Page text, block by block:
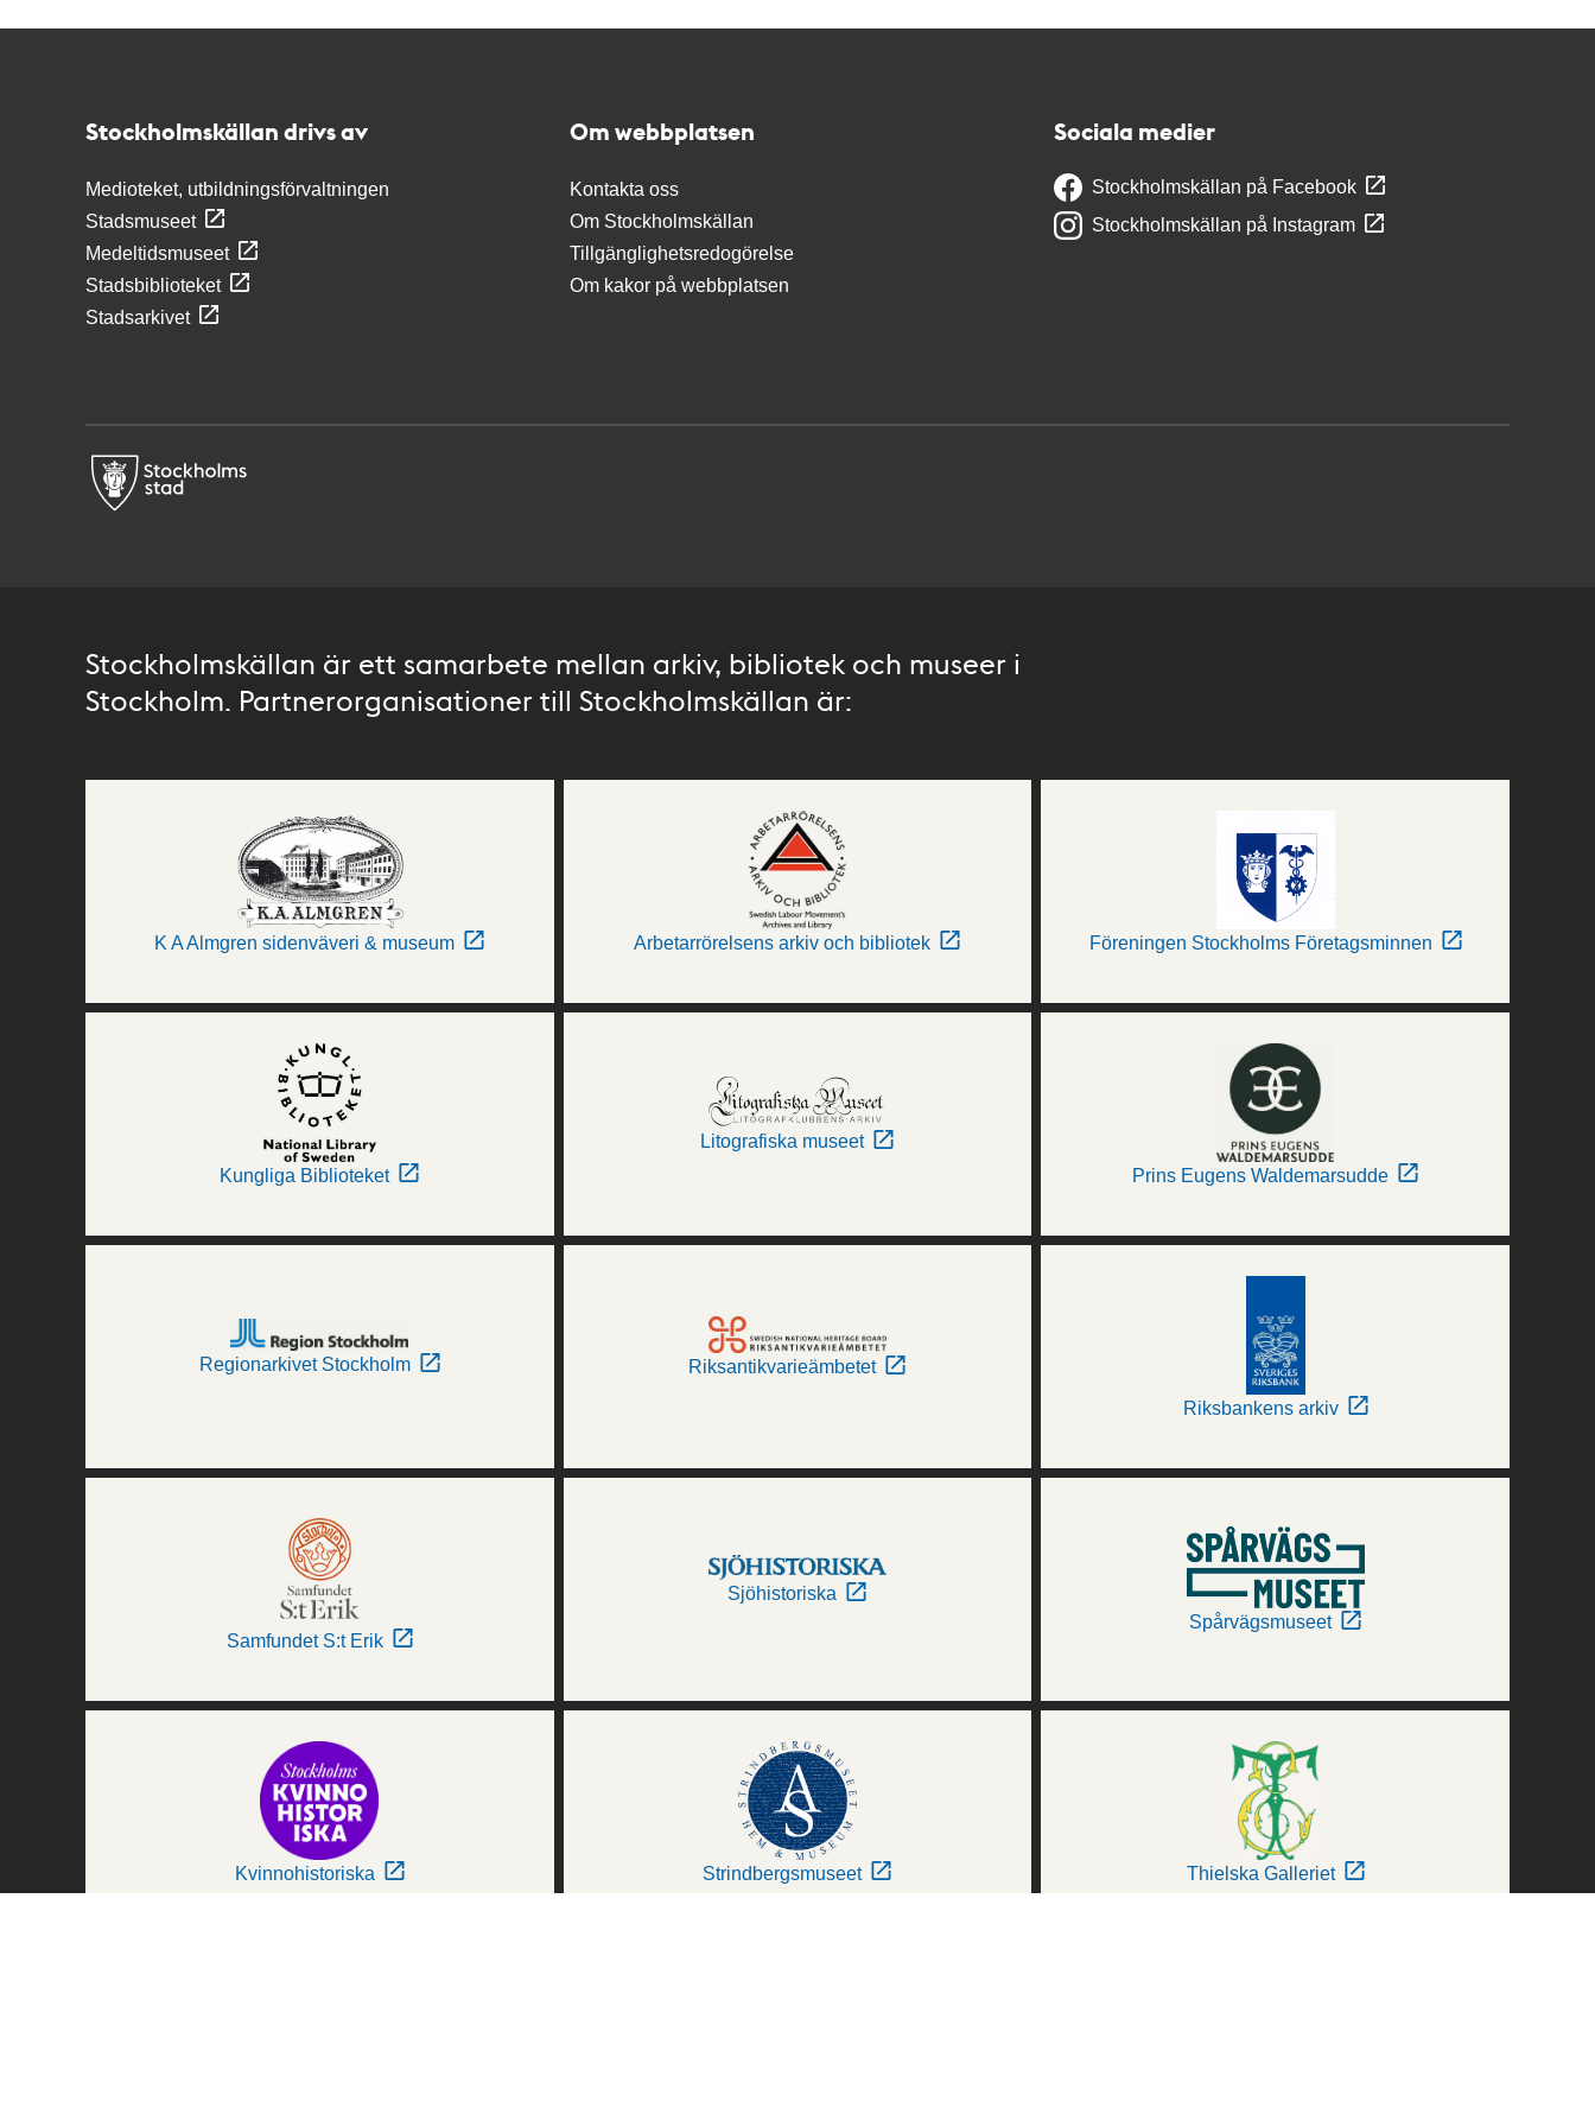
Stockholmskällan drivs av
Medioteket, utbildningsförvaltningen
Stadsmuseet
Medeltidsmuseet
Stadsbiblioteket
Stadsarkivet
Om webbplatsen
Kontakta oss
Om Stockholmskällan
Tillgänglighetsredogörelse
Om kakor på webbplatsen
Sociala medier
Stockholmskällan på Facebook
Stockholmskällan på Instagram
Stockholmskällan är ett samarbete mellan arkiv, bibliotek och museer i
Stockholm. Partnerorganisationer till Stockholmskällan är:
K A Almgren sidenväveri & museum Arbetarrörelsens arkiv och bibliotek Föreningen Stockholms Företagsminnen
Kungliga Biblioteket
Litografiska museet
Prins Eugens Waldemarsudde
Regionarkivet Stockholm Riksantikvarieämbetet
Riksbankens arkiv
Samfundet S:t Erik
Sjöhistoriska
Spårvägsmuseet
Kvinnohistoriska Strindbergsmuseet Thielska Galleriet